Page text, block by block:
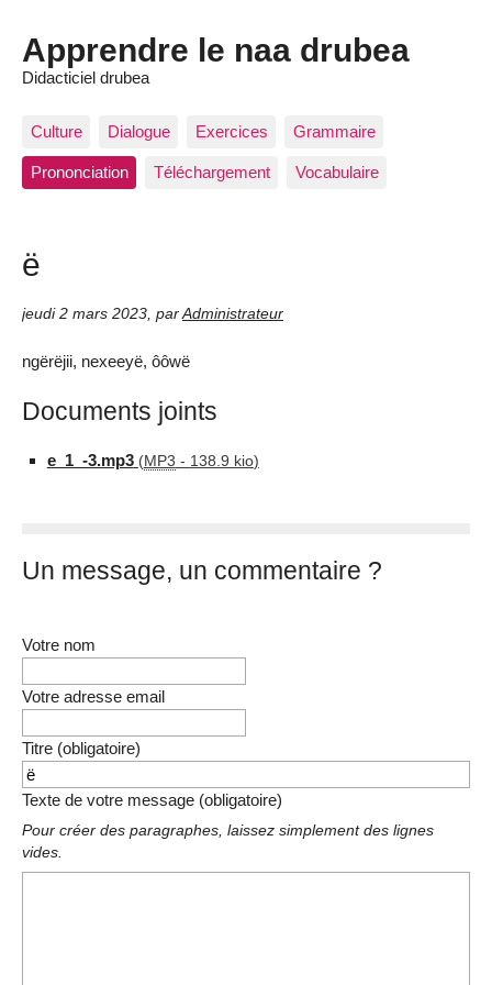
Apprendre le naa drubea
Didacticiel drubea
Culture Dialogue Exercices Grammaire
Prononciation Téléchargement Vocabulaire
ë
jeudi 2 mars 2023 par Administrateur
ngërëjii, nexeeyë, ôôwë
Documents joints
e_1_-3.mp3 (MP3 - 138.9 kio)
Un message, un commentaire ?
Votre nom
Votre adresse email
Titre (obligatoire)
Texte de votre message (obligatoire)
Pour créer des paragraphes, laissez simplement des lignes
vides.